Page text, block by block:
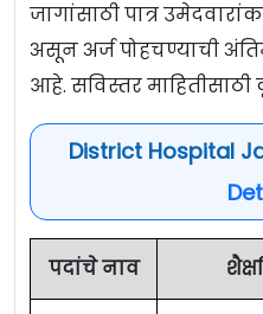
जागांसाठी पात्र
असून अर्ज पोहचण्याची
आहे. सविस्तर माहितीसाठी
District Hospital
पदांचे नाव